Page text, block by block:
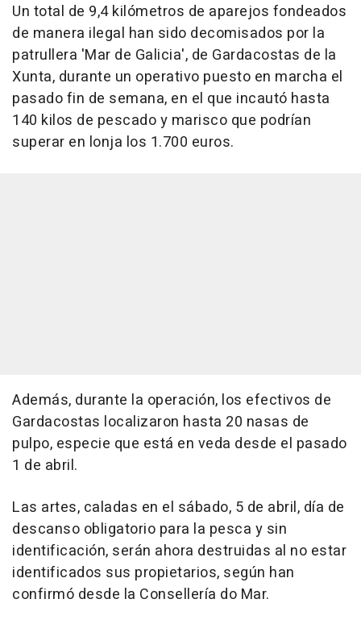
Un total de 9,4 kilómetros de aparejos fondeados
de manera ilegal han sido decomisados por la
patrullera 'Mar de Galicia', de Gardacostas de la
Xunta, durante un operativo puesto en marcha el
pasado fin de semana, en el que incautó hasta
140 kilos de pescado y marisco que podrían
superar en lonja los 1.700 euros.
Además, durante la operación, los efectivos de
Gardacostas localizaron hasta 20 nasas de
pulpo, especie que está en veda desde el pasado
1 de abril.
Las artes, caladas en el sábado, 5 de abril, día de
descanso obligatorio para la pesca y sin
identificación, serán ahora destruidas al no estar
identificados sus propietarios, según han
confirmó desde la Consellería do Mar.